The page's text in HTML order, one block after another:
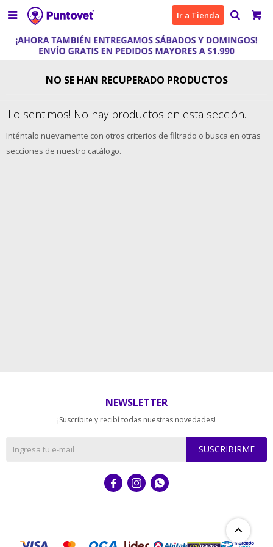
 Ir a Tienda
NO SE HAN RECUPERADO PRODUCTOS
¡Lo sentimos! No hay productos en esta sección.
Inténtalo nuevamente con otros criterios de filtrado o busca en otras
secciones de nuestro catálogo.
NEWSLETTER
¡Suscribite y recibí todas nuestras novedades!
SUSCRIBIRME
  